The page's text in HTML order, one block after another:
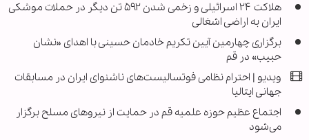
هلاکت ۲۴ اسرائیلی و زخمی شدن ۵۹۲ تن دیگر در حملات موشکی
ایران به اراضی اشغالی
برگزاری چهارمین آیین تکریم خادمان حسینی با اهدای «نشان
حبیب» در قم
ویدیو | احترام نظامی فوتسالیست‌های ناشنوای ایران در مسابقات
جهانی ایتالیا
اجتماع عظیم حوزه علمیه قم در حمایت از نیروهای مسلح برگزار
می‌شود